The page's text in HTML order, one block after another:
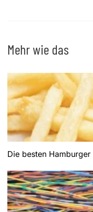
Mehr wie das
Die besten